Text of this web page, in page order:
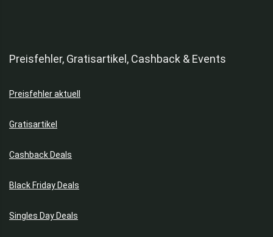
Preisfehler, Gratisartikel, Cashback & Events
Preisfehler aktuell
Gratisartikel
Cashback Deals
Black Friday Deals
Singles Day Deals